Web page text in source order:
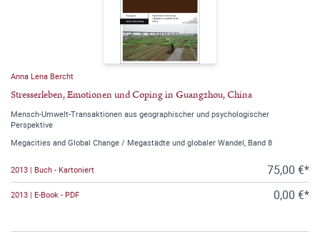
Anna Lena Bercht
Stresserleben, Emotionen und Coping in Guangzhou, China
Mensch-Umwelt-Transaktionen aus geographischer und psychologischer
Perspektive
Megacities and Global Change / Megastädte und globaler Wandel, Band 8
2013 | Buch - Kartoniert 75,00 €*
2013 | E-Book - PDF 0,00 €*